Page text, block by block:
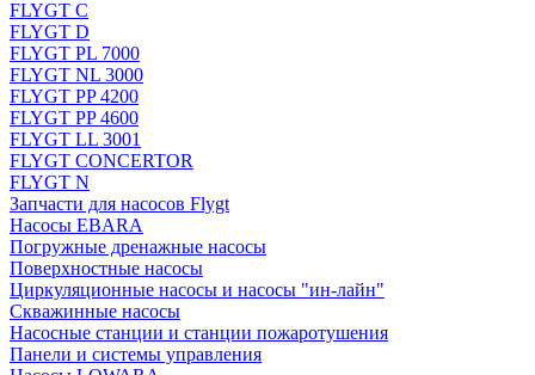
FLYGT C
FLYGT D
FLYGT PL 7000
FLYGT NL 3000
FLYGT PP 4200
FLYGT PP 4600
FLYGT LL 3001
FLYGT CONCERTOR
FLYGT N
Запчасти для насосов Flygt
Насосы EBARA
Погружные дренажные насосы
Поверхностные насосы
Циркуляционные насосы и насосы "ин-лайн"
Скважинные насосы
Насосные станции и станции пожаротушения
Панели и системы управления